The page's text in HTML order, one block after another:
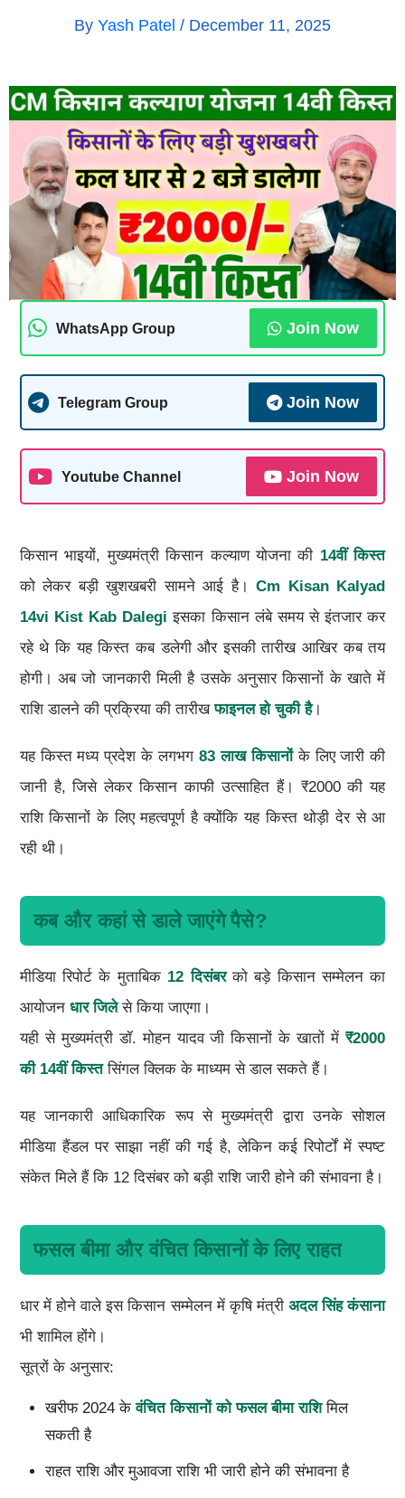
By Yash Patel / December 11, 2025
WhatsApp Group Join Now
Telegram Group Join Now
Youtube Channel Join Now
किसान भाइयों, मुख्यमंत्री किसान कल्याण योजना की 14वीं किस्त
को लेकर बड़ी खुशखबरी सामने आई है।Cm Kisan Kalyad
14vi Kist Kab Dalegiइसका किसान लंबे समय से इंतजार कर
रहे थे कि यह किस्त कब डलेगी और इसकी तारीख आखिर कब तय
होगी। अब जो जानकारी मिली है उसके अनुसार किसानों के खाते में
राशि डालने की प्रक्रिया की तारीखफाइनल हो चुकी है।
यह किस्त मध्य प्रदेश के लगभग 83 लाख किसानोंके लिए जारी की
जानी है, जिसे लेकर किसान काफी उत्साहित हैं। ₹2000 की यह
राशि किसानों के लिए महत्वपूर्ण है क्योंकि यह किस्त थोड़ी देर से आ
रही थी।
कब और कहां से डाले जाएंगे पैसे?
मीडिया रिपोर्ट के मुताबिक 12 दिसंबरको बड़े किसान सम्मेलन का
आयोजन धार जिलेसे किया जाएगा।
यही से मुख्यमंत्री डॉ. मोहन यादव जी किसानों के खातों में₹2000
की 14वीं किस्तसिंगल क्लिक के माध्यम से डाल सकते हैं।
यह जानकारी आधिकारिक रूप से मुख्यमंत्री द्वारा उनके सोशल
मीडिया हैंडल पर साझा नहीं की गई है, लेकिन कई रिपोर्टों में स्पष्ट
संकेत मिले हैं कि 12 दिसंबर को बड़ी राशि जारी होने की संभावना है।
फसल बीमा और वंचित किसानों के लिए राहत
धार में होने वाले इस किसान सम्मेलन में कृषि मंत्रीअदल सिंह कंसाना
भी शामिल होंगे।
सूत्रों के अनुसार:
खरीफ 2024 केवंचित किसानों को फसल बीमा राशिमिल
सकती है
राहत राशि और मुआवजा राशि भी जारी होने की संभावना है